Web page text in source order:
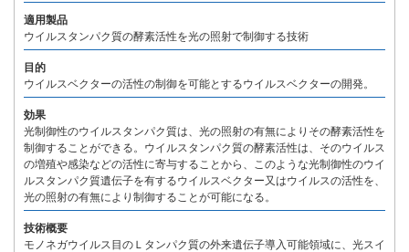
適用製品
ウイルスタンパク質の酵素活性を光の照射で制御する技術
目的
ウイルスベクターの活性の制御を可能とするウイルスベクターの開発。
効果
光制御性のウイルスタンパク質は、光の照射の有無によりその酵素活性を
制御することができる。ウイルスタンパク質の酵素活性は、そのウイルス
の増殖や感染などの活性に寄与することから、このような光制御性のウイ
ルスタンパク質遺伝子を有するウイルスベクター又はウイルスの活性を、
光の照射の有無により制御することが可能になる。
技術概要
モノネガウイルス目のＬタンパク質の外来遺伝子導入可能領域に、光スイ